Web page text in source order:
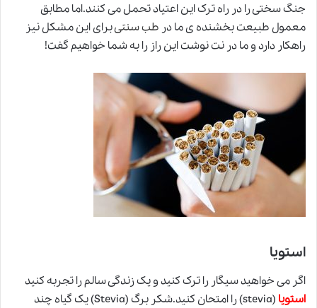
جنگ سختی را در راه ترک این اعتیاد تحمل می کنند.اما مطابق
معمول طبیعت بخشنده ی ما در طب سنتیبرای این مشکل نیز
راهکار دارد و ما در نت نوشت این راز را به شما خواهیم گفت!
استویا
اگر می خواهید سیگار را ترک کنید و یک زندگی سالم را تجربه کنید
استویا
(stevia) را امتحان کنید.شکر برگ (Stevia) یک گیاه چند